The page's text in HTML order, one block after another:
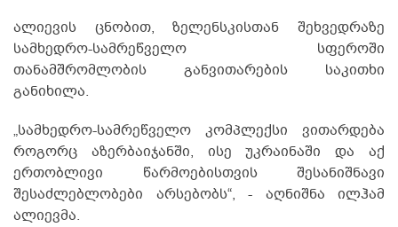
ალიევის ცნობით, ზელენსკისთან შეხვედრაზე
სამხედრო-სამრეწველო სფეროში
თანამშრომლობის განვითარების საკითხი
განიხილა.
„სამხედრო-სამრეწველო კომპლექსი ვითარდება
როგორც აზერბაიჯანში, ისე უკრაინაში და აქ
ერთობლივი წარმოებისთვის შესანიშნავი
შესაძლებლობები არსებობს“, - აღნიშნა ილჰამ
ალიევმა.